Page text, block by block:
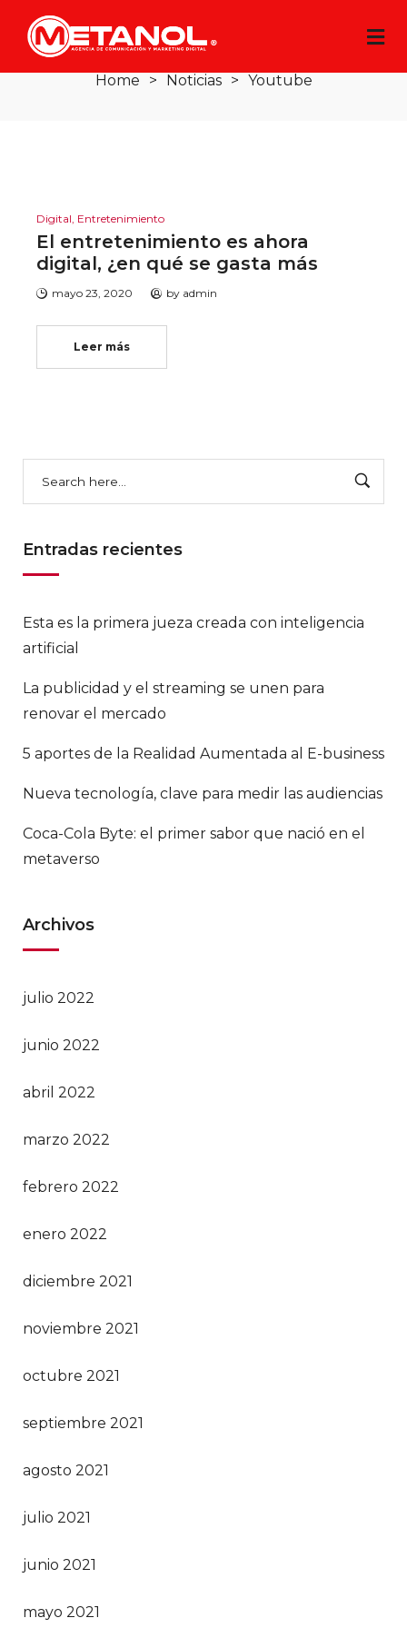
Youtube
Home > Noticias > Youtube
Entradas recientes
Esta es la primera jueza creada con inteligencia
artificial
La publicidad y el streaming se unen para
renovar el mercado
5 aportes de la Realidad Aumentada al E-business
Nueva tecnología, clave para medir las audiencias
Coca-Cola Byte: el primer sabor que nació en el
metaverso
Archivos
julio 2022
junio 2022
abril 2022
marzo 2022
febrero 2022
enero 2022
diciembre 2021
noviembre 2021
octubre 2021
septiembre 2021
agosto 2021
julio 2021
junio 2021
mayo 2021
Digital, Entretenimiento
El entretenimiento es ahora
digital, ¿en qué se gasta más
mayo 23, 2020 by admin
Leer más